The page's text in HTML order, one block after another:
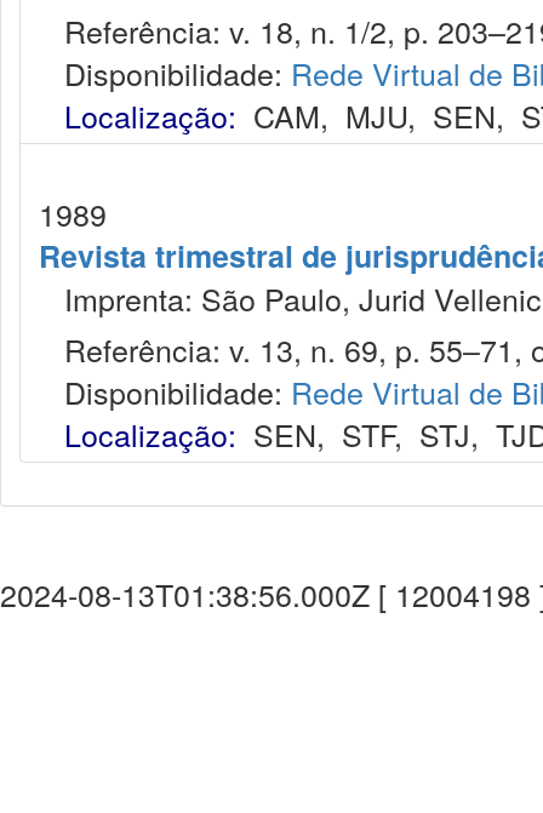
Referência: v. 18, n. 1/2, p.
Disponibilidade: Rede Virtual de
Localização: CAM, MJU, SEN,
1989
Revista trimestral de
Imprenta: São Paulo, Jurid
Referência: v. 13, n. 69, p. 55–71,
Disponibilidade: Rede Virtual de
Localização: SEN, STF, STJ,
2024-08-13T01:38:56.000Z [ 12004198